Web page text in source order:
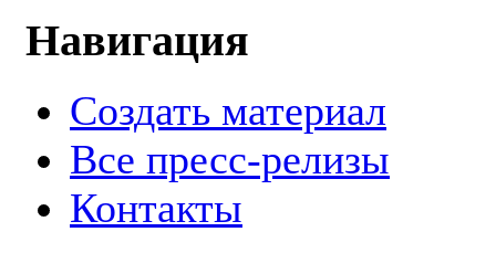
Навигация
Создать материал
Все пресс-релизы
Контакты